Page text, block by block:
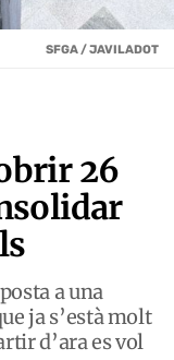
26
a una
ja s’està molt
d’ara es vol
SFGA / JAVILADOT